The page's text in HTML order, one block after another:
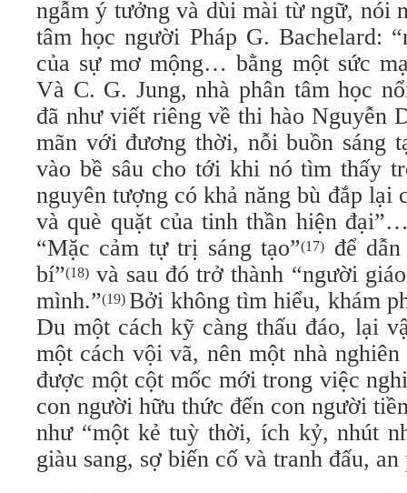
ngẫm ý tưởng và dùi mài từ ngữ, nói
tâm học người Pháp G. Bachelard:
của sự mơ mộng… bằng một sức
Và C. G. Jung, nhà phân tâm học
đã như viết riêng về thi hào Nguyễn
mãn với đương thời, nỗi buồn sáng
vào bề sâu cho tới khi nó tìm thấy
nguyên tượng có khả năng bù đắp lại
và què quặt của tinh thần hiện
“Mặc cảm tự trị sáng tạo”(17)
để
bí”(18) và sau đó trở thành “người
mình.”(19)Bởi không tìm hiểu, khám
Du một cách kỹ càng thấu đáo, lại
một cách vội vã, nên một nhà
được một cột mốc mới trong việc
con người hữu thức đến con người
như “một kẻ tuỳ thời, ích kỷ, nhút
giàu sang, sợ biến cố và tranh đấu,